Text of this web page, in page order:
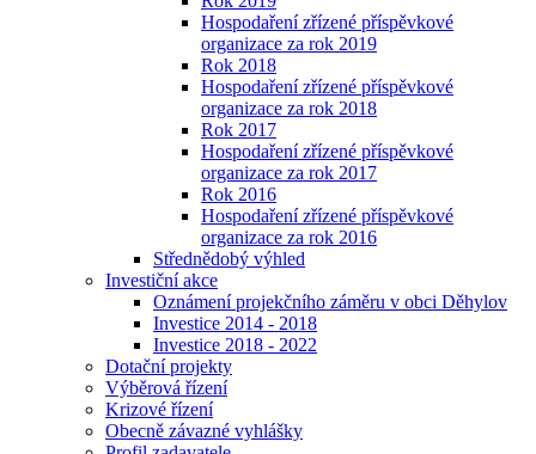
Hospodaření zřízené příspěvkové
organizace za rok 2019
Rok 2018
Hospodaření zřízené příspěvkové
organizace za rok 2018
Rok 2017
Hospodaření zřízené příspěvkové
organizace za rok 2017
Rok 2016
Hospodaření zřízené příspěvkové
organizace za rok 2016
Střednědobý výhled
Investiční akce
Oznámení projekčního záměru v obci Děhylov
Investice 2014 - 2018
Investice 2018 - 2022
Dotační projekty
Výběrová řízení
Krizové řízení
Obecně závazné vyhlášky